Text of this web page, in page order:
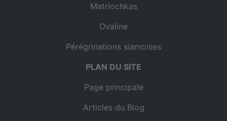
Matriochkas
Ovaline
Pérégrinations siamoises
PLAN DU SITE
Page principale
Articles du Blog